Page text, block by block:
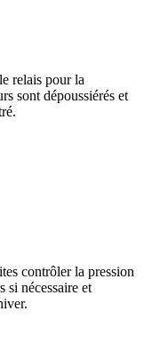
relais pour la
sont dépoussiérés et
contrôler la pression
si nécessaire et